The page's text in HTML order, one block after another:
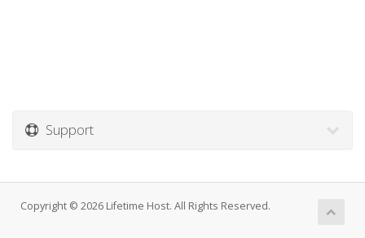
Support
Copyright © 2026 Lifetime Host. All Rights Reserved.